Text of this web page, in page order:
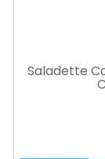
Saladette